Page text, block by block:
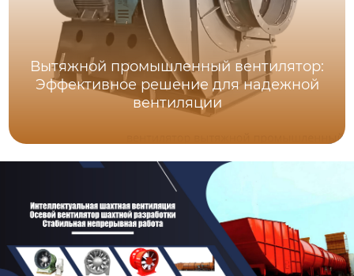
Вытяжной промышленный вентилятор:
Эффективное решение для надежной
вентиляции